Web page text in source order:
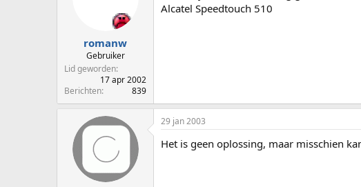
romanw
Gebruiker
Lid geworden
17 apr 2002
Berichten
839
Alcatel Speedtouch 510
29 jan 2003
Het is geen oplossing, maar misschien